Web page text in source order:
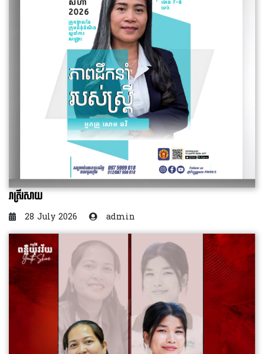
រាត្រីរសាយ
28 July 2026 admin